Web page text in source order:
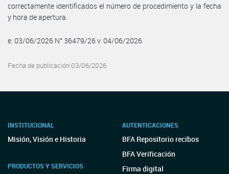
correctamente identificados el número de procedimiento y la fecha
y hora de apertura.
e. 03/06/2026 N° 36479/26 v. 04/06/2026
Fecha de publicación 03/06/2026
INSTITUCIONAL
Misión, Visión e Historia
PRODUCTOS Y SERVICIOS
AUTENTICACIONES
BFA Repositorio recibos
BFA Verificación
Firma digital